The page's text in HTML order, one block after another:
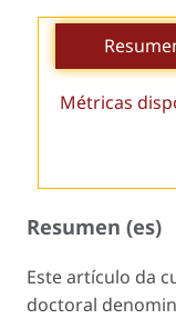
Métricas
Resumen (es)
Este artículo da
doctoral